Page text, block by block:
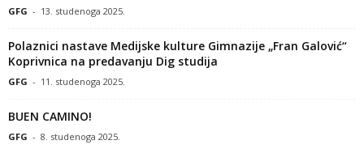
GFG - 13. studenoga 2025.
Polaznici nastave Medijske kulture Gimnazije „Fran Galović“
Koprivnica na predavanju Dig studija
GFG - 11. studenoga 2025.
BUEN CAMINO!
GFG - 8. studenoga 2025.